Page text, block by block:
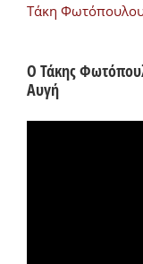
Τάκη
Ο Τάκης
Αυγή